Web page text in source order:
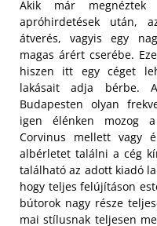
Akik már
apróhirdetések után,
átverés, vagyis egy
magas árért cserébe.
hiszen itt egy céget
lakásait adja bérbe.
Budapesten olyan
igen élénken mozog
Corvinus mellett vagy
albérletet találni a cég
található az adott kiadó
hogy teljes felújításon
bútorok nagy része
mai stílusnak teljesen